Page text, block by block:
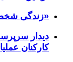
«زندگی
دیدار
کارکنان